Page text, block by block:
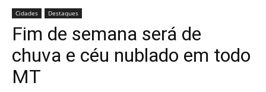
Cidades Destaques
Fim de semana será de
chuva e céu nublado em todo
MT